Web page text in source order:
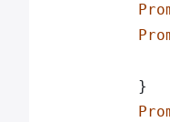
            }